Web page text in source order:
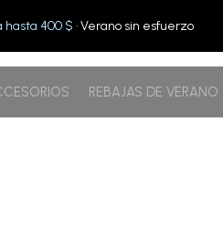
hasta 400 $ · Verano sin esfuerzo
REBAJAS DE VERANO